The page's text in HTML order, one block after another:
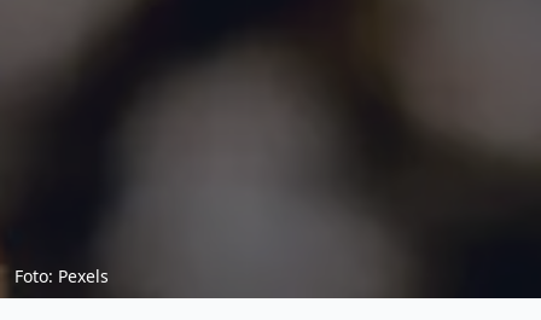
Foto: Pexels